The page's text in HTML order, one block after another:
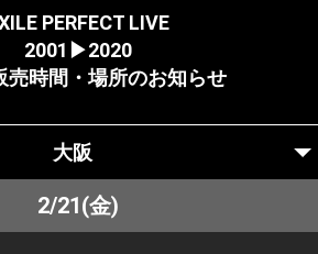
PERFECT LIVE
2001▶2020
売時間・場所のお知らせ
大阪
2/21(金)